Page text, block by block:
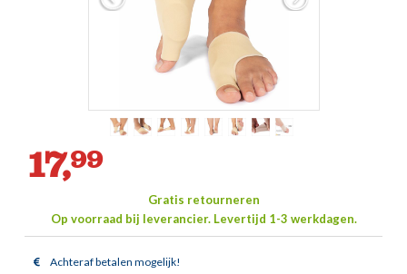
17,99
Gratis retourneren
Op voorraad bij leverancier.Levertijd 1-3 werkdagen.
Achteraf betalen mogelijk!